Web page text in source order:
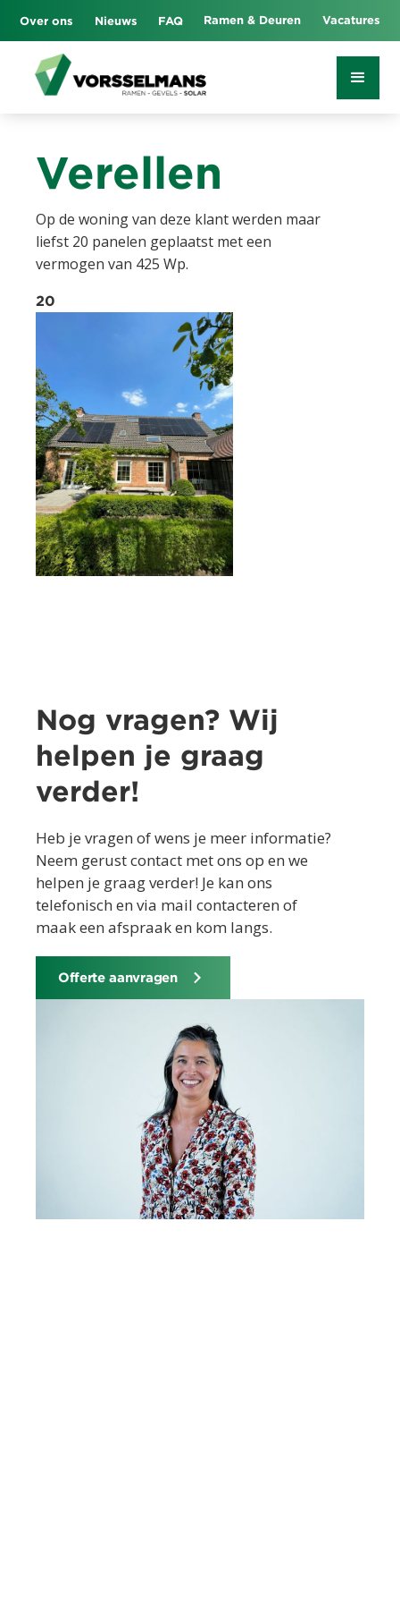
Over ons Nieuws FAQ Ramen & Deuren Vacatures
Verellen
Op de woning van deze klant werden maar
liefst 20 panelen geplaatst met een
vermogen van 425 Wp.
20
Nog vragen? Wij
helpen je graag
verder!
Heb je vragen of wens je meer informatie?
Neem gerust contact met ons op en we
helpen je graag verder! Je kan ons
telefonisch en via mail contacteren of
maak een afspraak en kom langs.
Offerte aanvragen